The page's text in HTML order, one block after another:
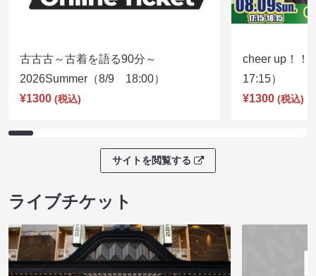
古古古～古着を語る90分～
2026Summer（8/9 18:00）
¥1300 (税込)
cheer up！
17:15）
¥1300 (税込)
サイトを閲覧する
ライブチケット